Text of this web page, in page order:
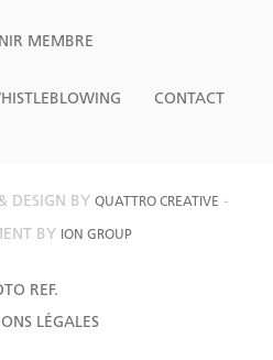
MEMBRE
CONTACT
DESIGN BY QUATTRO CREATIVE -
BY ION GROUP
REF.
LÉGALES